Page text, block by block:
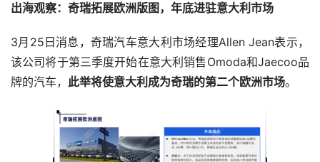
出海观察：奇瑞拓展欧洲版图，年底进驻意大利市场
3月25日消息，奇瑞汽车意大利市场经理Allen Jean表示，
该公司将于第三季度开始在意大利销售Omoda和Jaecoo品
牌的汽车， 此举将使意大利成为奇瑞的第二个欧洲市场。